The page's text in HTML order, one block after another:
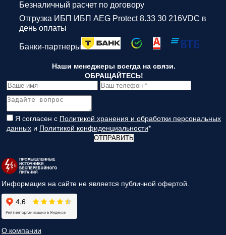
Безналичный расчет по договору
Отгрузка ИБП ИБП AEG Protect 8.33 30 216VDC в
день оплаты
Банки-партнеры
Наши менеджеры всегда на связи.
ОБРАЩАЙТЕСЬ!
Я согласен с Политикой хранения и обработки персональных
данных и Политикой конфиденциальности*
ОТПРАВИТЬ
Информация на сайте не является публичной офертой.
О компании